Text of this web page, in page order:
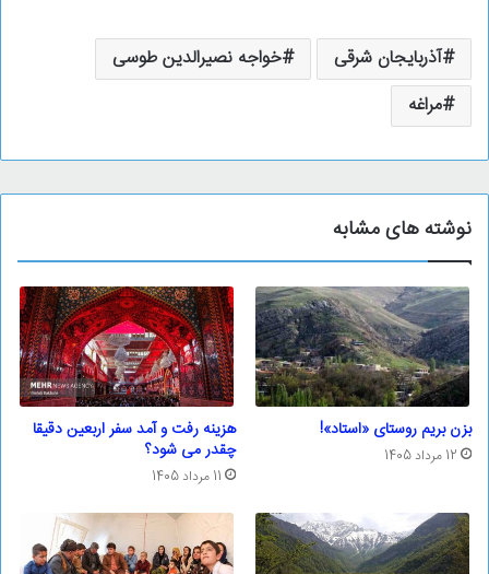
آذربایجان شرقی
خواجه نصیرالدین طوسی
مراغه
نوشته های مشابه
بزن بریم روستای «استاد»!
12 مرداد 1405
هزینه رفت و آمد سفر اربعین دقیقا
چقدر می شود؟
11 مرداد 1405